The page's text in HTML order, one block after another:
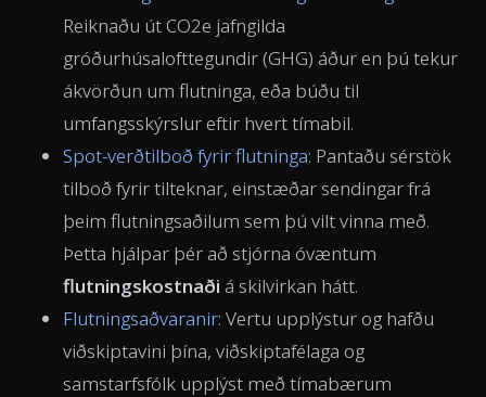
Reiknaðu út CO2e jafngilda
gróðurhúsalofttegundir (GHG) áður en þú tekur
ákvörðun um flutninga, eða búðu til
umfangsskýrslur eftir hvert tímabil.
Spot-verðtilboð fyrir flutninga: Pantaðu sérstök
tilboð fyrir tilteknar, einstæðar sendingar frá
þeim flutningsaðilum sem þú vilt vinna með.
Þetta hjálpar þér að stjórna óvæntum
flutningskostnaði á skilvirkan hátt.
Flutningsaðvaranir: Vertu upplýstur og hafðu
viðskiptavini þína, viðskiptafélaga og
samstarfsfólk upplýst með tímabærum